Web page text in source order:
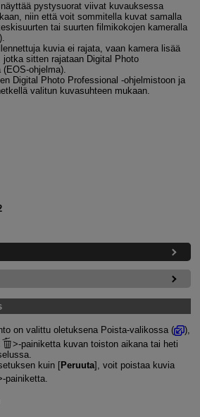
pystysuorat viivat kuvauksessa
niin että voit sommitella kuvat samalla
tai suurten filmikokojen kameralla
kuvia ei rajata, vaan kamera lisää
sitten rajataan Digital Photo
(EOS-ohjelma).
Digital Photo Professional ‑ohjelmistoon ja
valitun kuvasuhteen mukaan.
on valittu oletuksena Poista-valikossa (
),
-painiketta kuvan toiston aikana tai heti
kuin [Peruuta], voit poistaa kuvia
-painiketta.